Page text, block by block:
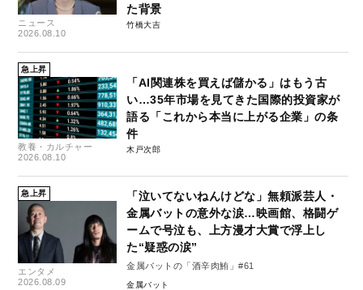
ニュース
2026.08.10
た背景
竹橋大吉
急上昇
教養・カルチャー
2026.08.10
「AI関連株を買えば儲かる」はもう古
い…35年市場を見てきた国際的投資家が
語る「これから本当に上がる企業」の条
件
木戸次郎
急上昇
エンタメ
2026.08.09
「泣いてないねんけどな」無頼派芸人・
金属バットの意外な涙…映画館、格闘ゲ
ームで号泣も、上方漫才大賞で浮上し
た“疑惑の涙”
金属バットの「酒辛肉鮪」#61
金属バット